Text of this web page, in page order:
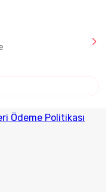
Ödeme Politikası